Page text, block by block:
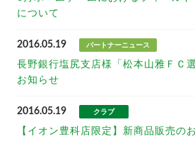
について
2016.05.19 パートナーニュース
長野銀行塩尻支店様「松本山雅ＦＣ
お知らせ
2016.05.19 クラブ
【イオン豊科店限定】新商品販売の